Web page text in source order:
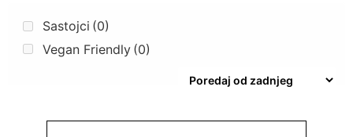
Sastojci (0)
Vegan Friendly (0)